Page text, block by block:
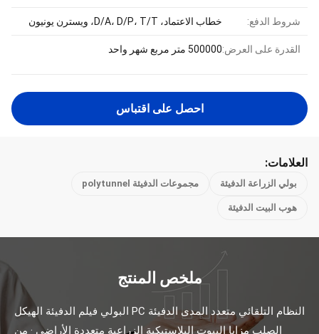
شروط الدفع: خطاب الاعتماد، D/A، D/P، T/T، ويسترن يونيون
القدرة على العرض:500000 متر مربع شهر واحد
احصل على اقتباس
العلامات:
بولي الزراعة الدفيئة مجموعات الدفيئة polytunnel
هوب البيت الدفيئة
ملخص المنتج